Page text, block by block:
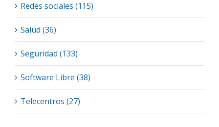
Redes sociales (115)
Salud (36)
Seguridad (133)
Software Libre (38)
Telecentros (27)